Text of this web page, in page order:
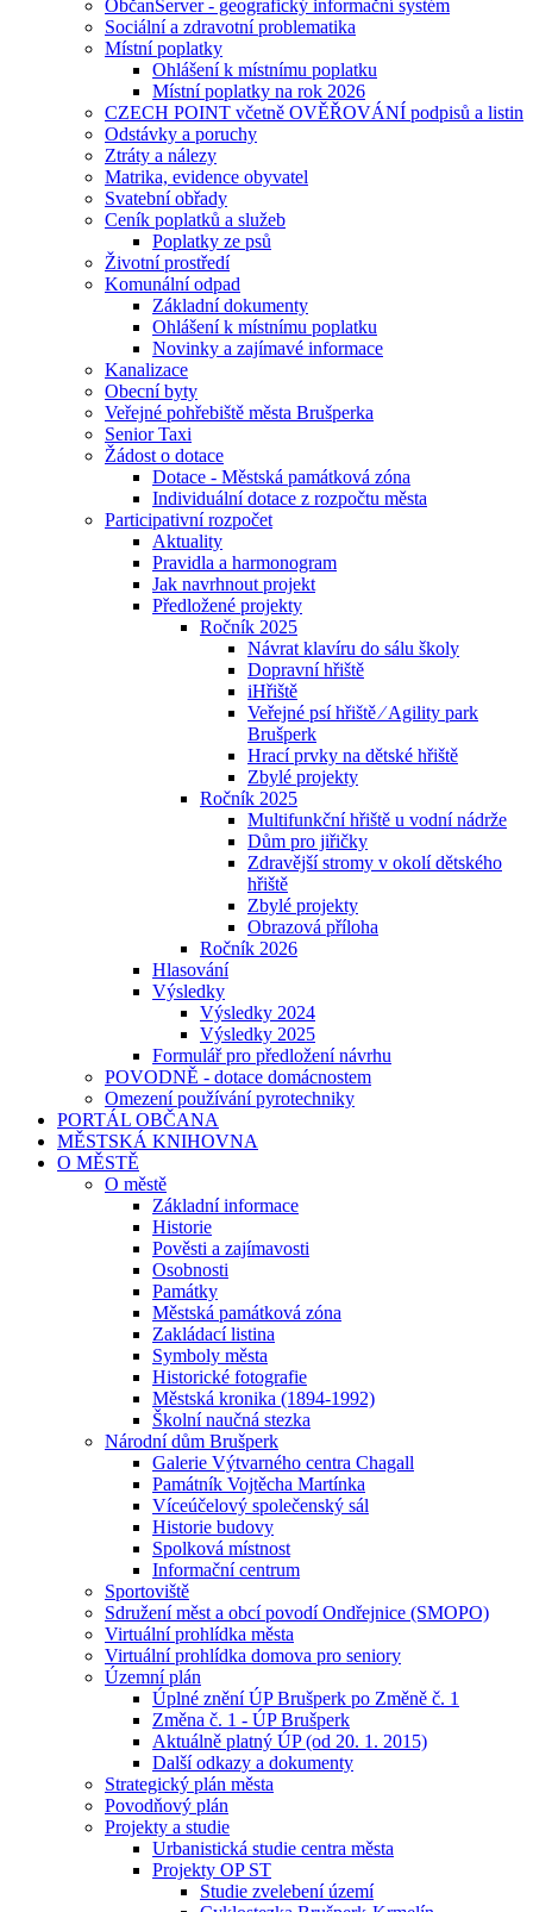
ObčanServer - geografický informační systém
Sociální a zdravotní problematika
Místní poplatky
Ohlášení k místnímu poplatku
Místní poplatky na rok 2026
CZECH POINT včetně OVĚŘOVÁNÍ podpisů a listin
Odstávky a poruchy
Ztráty a nálezy
Matrika, evidence obyvatel
Svatební obřady
Ceník poplatků a služeb
Poplatky ze psů
Životní prostředí
Komunální odpad
Základní dokumenty
Ohlášení k místnímu poplatku
Novinky a zajímavé informace
Kanalizace
Obecní byty
Veřejné pohřebiště města Brušperka
Senior Taxi
Žádost o dotace
Dotace - Městská památková zóna
Individuální dotace z rozpočtu města
Participativní rozpočet
Aktuality
Pravidla a harmonogram
Jak navrhnout projekt
Předložené projekty
Ročník 2025
Návrat klavíru do sálu školy
Dopravní hřiště
iHřiště
Veřejné psí hřiště ⁄ Agility park
Brušperk
Hrací prvky na dětské hřiště
Zbylé projekty
Ročník 2025
Multifunkční hřiště u vodní nádrže
Dům pro jiřičky
Zdravější stromy v okolí dětského
hřiště
Zbylé projekty
Obrazová příloha
Ročník 2026
Hlasování
Výsledky
Výsledky 2024
Výsledky 2025
Formulář pro předložení návrhu
POVODNĚ - dotace domácnostem
Omezení používání pyrotechniky
PORTÁL OBČANA
MĚSTSKÁ KNIHOVNA
O MĚSTĚ
O městě
Základní informace
Historie
Pověsti a zajímavosti
Osobnosti
Památky
Městská památková zóna
Zakládací listina
Symboly města
Historické fotografie
Městská kronika (1894-1992)
Školní naučná stezka
Národní dům Brušperk
Galerie Výtvarného centra Chagall
Památník Vojtěcha Martínka
Víceúčelový společenský sál
Historie budovy
Spolková místnost
Informační centrum
Sportoviště
Sdružení měst a obcí povodí Ondřejnice (SMOPO)
Virtuální prohlídka města
Virtuální prohlídka domova pro seniory
Územní plán
Úplné znění ÚP Brušperk po Změně č. 1
Změna č. 1 - ÚP Brušperk
Aktuálně platný ÚP (od 20. 1. 2015)
Další odkazy a dokumenty
Strategický plán města
Povodňový plán
Projekty a studie
Urbanistická studie centra města
Projekty OP ST
Studie zvelebení území